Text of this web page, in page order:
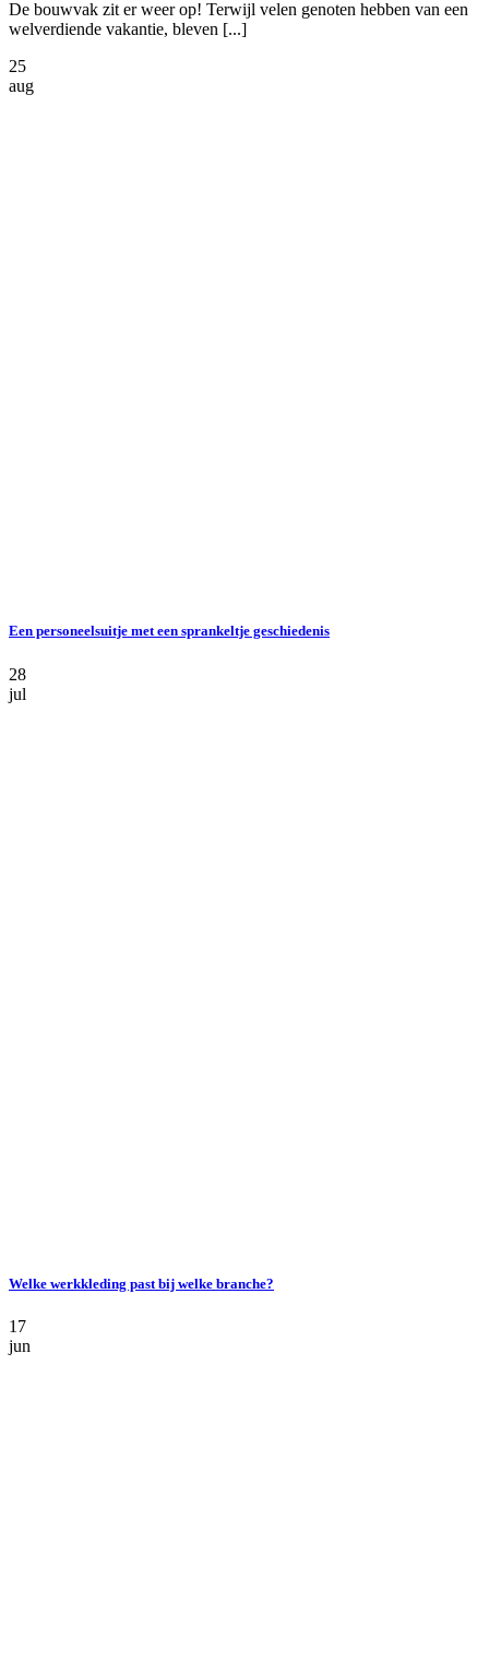
De bouwvak zit er weer op! Terwijl velen genoten hebben van een
welverdiende vakantie, bleven [...]
25
aug
Een personeelsuitje met een sprankeltje geschiedenis
28
jul
Welke werkkleding past bij welke branche?
17
jun